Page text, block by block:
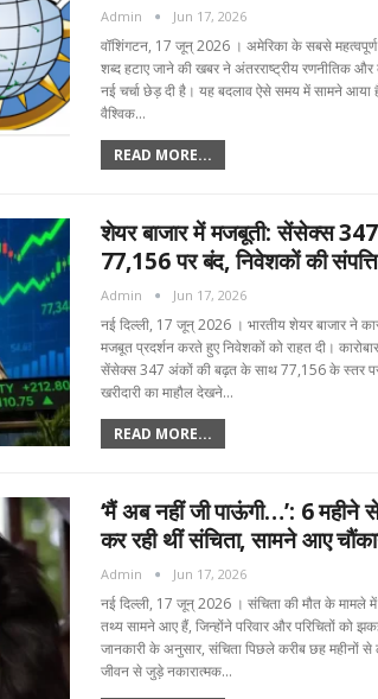
Admin Jun 17, 2026
वॉशिंगटन, 17 जून्‌ 2026 । अमेरिका के सबसे महत्वपूर्ण
शब्द हटाए जाने की खबर ने अंतरराष्ट्रीय रणनीतिक
नई चर्चा छेड़ दी है। यह बदलाव ऐसे समय में सामने आया
वैश्विक…
READ MORE...
शेयर बाजार में मजबूती: सेंसेक्स
77,156 पर बंद, निवेशकों की
Admin Jun 17, 2026
नई दिल्ली, 17 जून्‌ 2026 । भारतीय शेयर बाजार ने
मजबूत प्रदर्शन करते हुए निवेशकों को राहत दी।
सेंसेक्स 347 अंकों की बढ़त के साथ 77,156 के स्तर
खरीदारी का माहौल देखने…
READ MORE...
‘मैं अब नहीं जी पाऊंगी…’: 6 महीने
कर रही थीं संचिता, सामने आए
Admin Jun 17, 2026
नई दिल्ली, 17 जून्‌ 2026 । संचिता की मौत के मामले
तथ्य सामने आए हैं, जिन्होंने परिवार और परिचितों को
जानकारी के अनुसार, संचिता पिछले करीब छह महीनों से
जीवन से जुड़े नकारात्मक…